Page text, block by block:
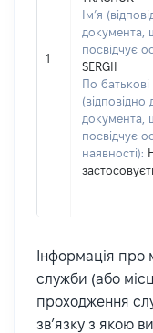
1
Ім’я
документа,
посвідчує
SERGII
По батькові
(відповідно
документа,
посвідчує
наявності):
Інформація
служби (або
проходження
зв’язку з якою